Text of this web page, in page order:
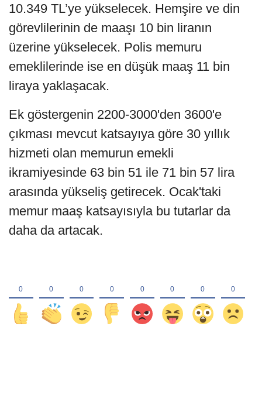
10.349 TL’ye yükselecek. Hemşire ve din
görevlilerinin de maaşı 10 bin liranın
üzerine yükselecek. Polis memuru
emeklilerinde ise en düşük maaş 11 bin
liraya yaklaşacak.
Ek göstergenin 2200-3000'den 3600'e
çıkması mevcut katsayıya göre 30 yıllık
hizmeti olan memurun emekli
ikramiyesinde 63 bin 51 ile 71 bin 57 lira
arasında yükseliş getirecek. Ocak'taki
memur maaş katsayısıyla bu tutarlar da
daha da artacak.